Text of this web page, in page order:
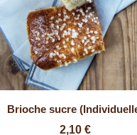
Brioche sucre
Prix
2,10 €